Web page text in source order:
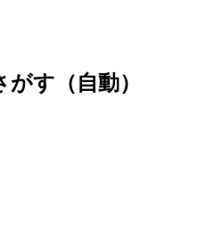
す（自動）